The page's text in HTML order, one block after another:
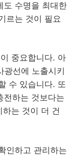
도 수명을 최대한
르는 것이 필요
중요합니다. 아
광선에 노출시키
수 있습니다. 또
전하는 것보다는
하는 것이 더 건
인하고 관리하는